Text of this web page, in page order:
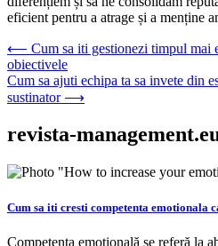
eficient pentru a atrage și a menține
Navigare
în
articole
⟵ Cum sa iti gestionezi timpul mai
obiectivele
Cum sa ajuti echipa ta sa invete din
sustinator ⟶
revista-
Cum sa iti cresti competenta emotionala
Competența emoțională se referă la